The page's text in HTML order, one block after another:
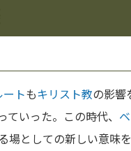
トもキリスト教の影響
ていった。この時代、
場としての新しい意味